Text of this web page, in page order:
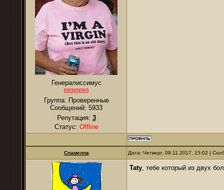
Генералиссимус
Группа: Проверенные
Сообщений: 5933
Репутация: 3
Статус: Offline
Спамелла Дата: Четверг, 09.11.2017, 15:02 |
Taty, тебе который из двух